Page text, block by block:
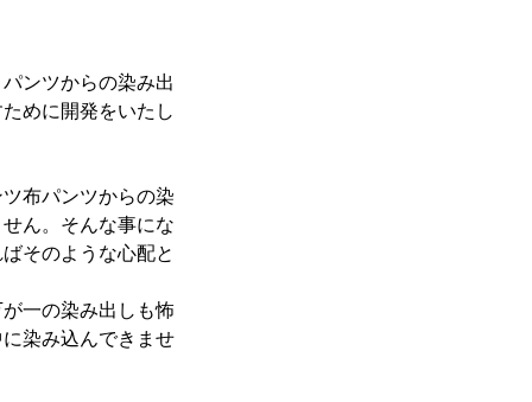
ンツからの染み出
めに開発をいたし
布パンツからの染
ん。そんな事にな
そのような心配と
一の染み出しも怖
染み込んできませ